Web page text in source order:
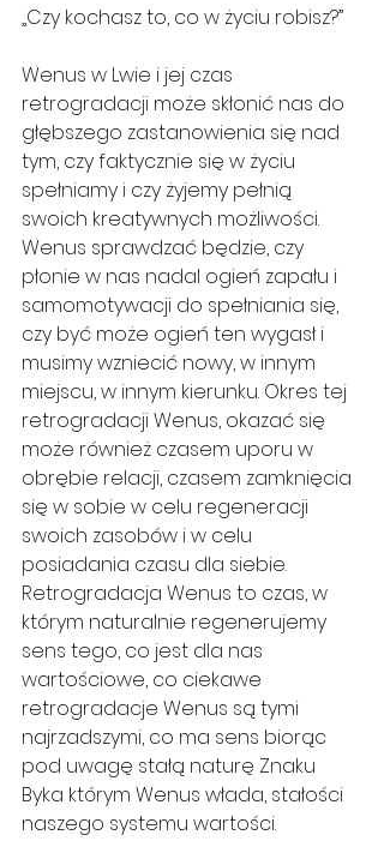
„Czy kochasz to, co w życiu robisz?”
Wenus w Lwie i jej czas
retrogradacji może skłonić nas do
głębszego zastanowienia się nad
tym, czy faktycznie się w życiu
spełniamy i czy żyjemy pełnią
swoich kreatywnych możliwości.
Wenus sprawdzać będzie, czy
płonie w nas nadal ogień zapału i
samomotywacji do spełniania się,
czy być może ogień ten wygasł i
musimy wzniecić nowy, w innym
miejscu, w innym kierunku. Okres tej
retrogradacji Wenus, okazać się
może również czasem uporu w
obrębie relacji, czasem zamknięcia
się w sobie w celu regeneracji
swoich zasobów i w celu
posiadania czasu dla siebie.
Retrogradacja Wenus to czas, w
którym naturalnie regenerujemy
sens tego, co jest dla nas
wartościowe, co ciekawe
retrogradacje Wenus są tymi
najrzadszymi, co ma sens biorąc
pod uwagę stałą naturę Znaku
Byka którym Wenus włada, stałości
naszego systemu wartości.